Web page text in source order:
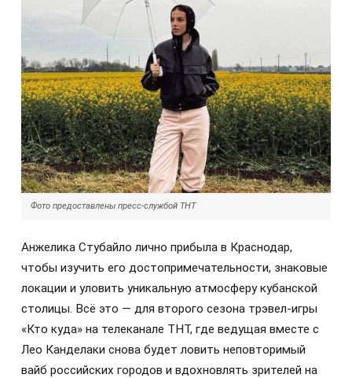
Фото предоставлены пресс-службой ТНТ
Анжелика Стубайло лично прибыла в Краснодар,
чтобы изучить его достопримечательности, знаковые
локации и уловить уникальную атмосферу кубанской
столицы. Всё это — для второго сезона трэвел-игры
«Кто куда» на телеканале ТНТ, где ведущая вместе с
Лео Канделаки снова будет ловить неповторимый
вайб российских городов и вдохновлять зрителей на